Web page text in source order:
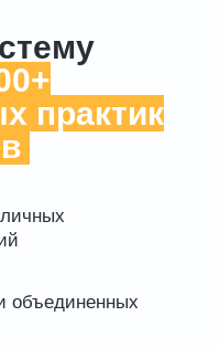
объединенных
практик